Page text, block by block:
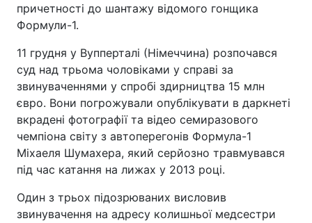
причетності до шантажу відомого гонщика
Формули-1.
11 грудня у Вупперталі (Німеччина) розпочався
суд над трьома чоловіками у справі за
звинуваченнями у спробі здирництва 15 млн
євро. Вони погрожували опублікувати в даркнеті
вкрадені фотографії та відео семиразового
чемпіона світу з автоперегонів Формула-1
Міхаеля Шумахера, який серйозно травмувався
під час катання на лижах у 2013 році.
Один з трьох підозрюваних висловив
звинувачення на адресу колишньої медсестри